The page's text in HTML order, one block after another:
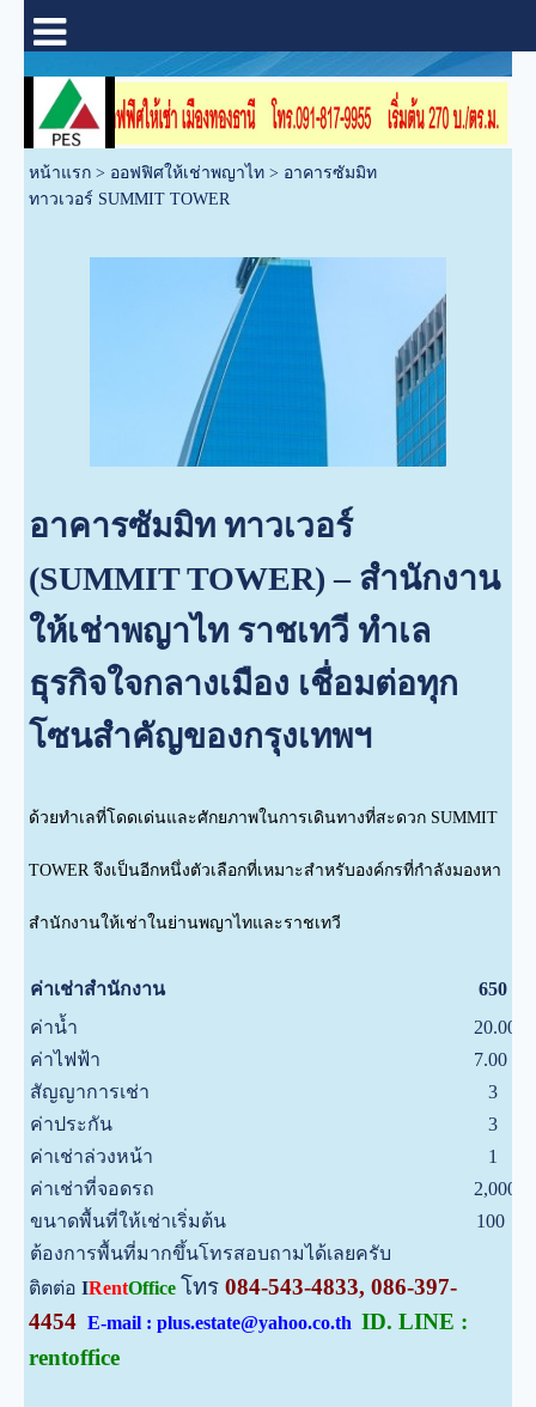
หน้าแรก > ออฟฟิศให้เช่าพญาไท > อาคารซัมมิท
ทาวเวอร์ SUMMIT TOWER
อาคารซัมมิท ทาวเวอร์
(SUMMIT TOWER) – สำนักงาน
ให้เช่าพญาไท ราชเทวี ทำเล
ธุรกิจใจกลางเมือง เชื่อมต่อทุก
โซนสำคัญของกรุงเทพฯ
ด้วยทำเลที่โดดเด่นและศักยภาพในการเดินทางที่สะดวก SUMMIT
TOWER จึงเป็นอีกหนึ่งตัวเลือกที่เหมาะสำหรับองค์กรที่กำลังมองหา
สำนักงานให้เช่าในย่านพญาไทและราชเทวี
ค่าเช่าสำนักงาน 650
ค่าน้ำ 20.00
ค่าไฟฟ้า
7.00
สัญญาการเช่า
3
ค่าประกัน
3
ค่าเช่าล่วงหน้า
1
ค่าเช่าที่จอดรถ
2,000
ขนาดพื้นที่ให้เช่าเริ่มต้น
100
ต้องการพื้นที่มากขึ้นโทรสอบถามได้เลยครับ
ติตต่อ IRentOffice โทร 084-543-4833, 086-397-
4454 E-mail : plus.estate@yahoo.co.th ID. LINE :
rentoffice